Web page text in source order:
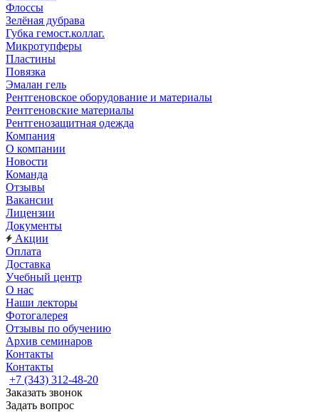
Флоссы
Зелёная дубрава
Губка гемост.коллаг.
Микротупферы
Пластины
Повязка
Эмалан гель
Рентгеновское оборудование и материалы
Рентгеновские материалы
Рентгенозащитная одежда
Компания
О компании
Новости
Команда
Отзывы
Вакансии
Лицензии
Документы
Акции
Оплата
Доставка
Учебный центр
О нас
Наши лекторы
Фотогалерея
Отзывы по обучению
Архив семинаров
Контакты
Контакты
+7 (343) 312-48-20
Заказать звонок
Задать вопрос